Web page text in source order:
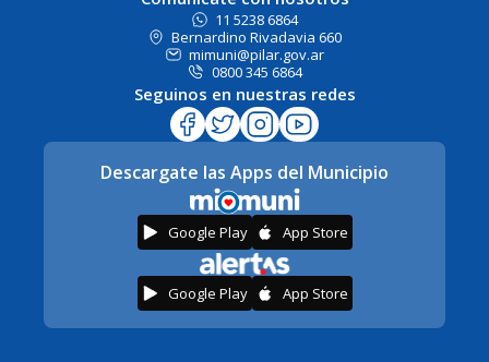
11 5238 6864
Bernardino Rivadavia 660
mimuni@pilar.gov.ar
0800 345 6864
Seguinos en nuestras redes
Descargate las Apps del Municipio
Google Play App Store
Google Play App Store